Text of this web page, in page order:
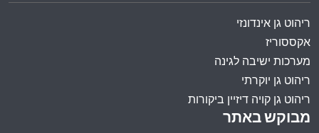
מבוקש באתר
ריהוט גן אינדונזי
אקססוריז
מערכות ישיבה לגינה
ריהוט גן יוקרתי
ריהוט גן קויה דיזיין ביקורות